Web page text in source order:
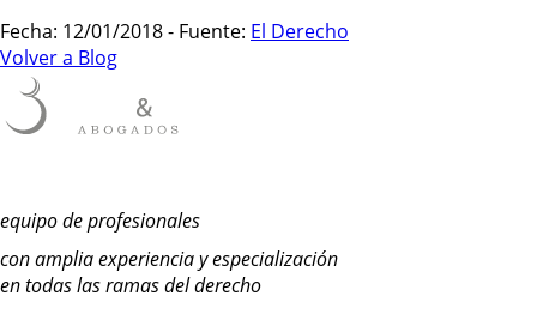
Fecha: 12/01/2018 - Fuente: El Derecho
Volver a Blog
equipo de profesionales
con amplia experiencia y especialización
en todas las ramas del derecho